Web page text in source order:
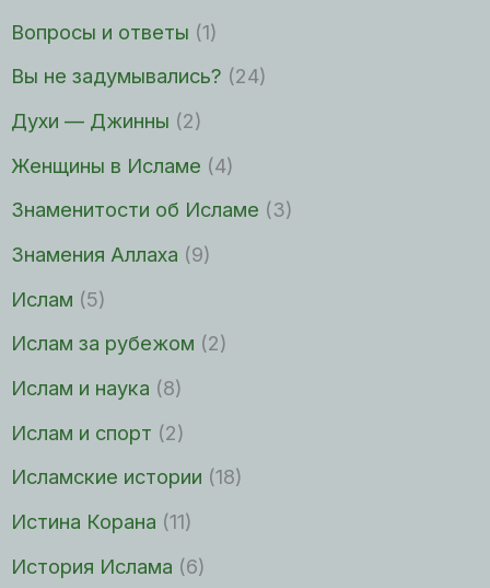
Вопросы и ответы (1)
Вы не задумывались? (24)
Духи — Джинны (2)
Женщины в Исламе (4)
Знаменитости об Исламе (3)
Знамения Аллаха (9)
Ислам (5)
Ислам за рубежом (2)
Ислам и наука (8)
Ислам и спорт (2)
Исламские истории (18)
Истина Корана (11)
История Ислама (6)